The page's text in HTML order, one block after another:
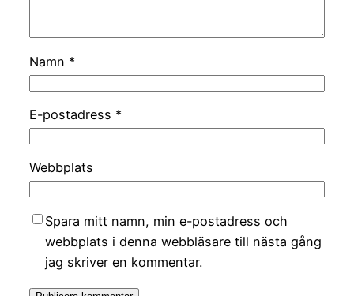
Namn *
E-postadress *
Webbplats
Spara mitt namn, min e-postadress och
webbplats i denna webbläsare till nästa gång
jag skriver en kommentar.